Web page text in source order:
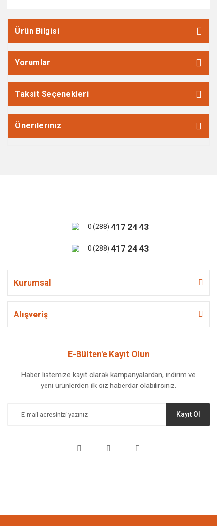
Ürün Bilgisi
Yorumlar
Taksit Seçenekleri
Önerileriniz
0 (288) 417 24 43
0 (288) 417 24 43
Kurumsal
Alışveriş
E-Bülten'e Kayıt Olun
Haber listemize kayıt olarak kampanyalardan, indirim ve
yeni ürünlerden ilk siz haberdar olabilirsiniz.
Kayıt Ol